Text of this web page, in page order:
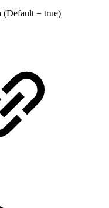
(Default = true)